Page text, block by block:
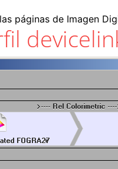
páginas de Imagen